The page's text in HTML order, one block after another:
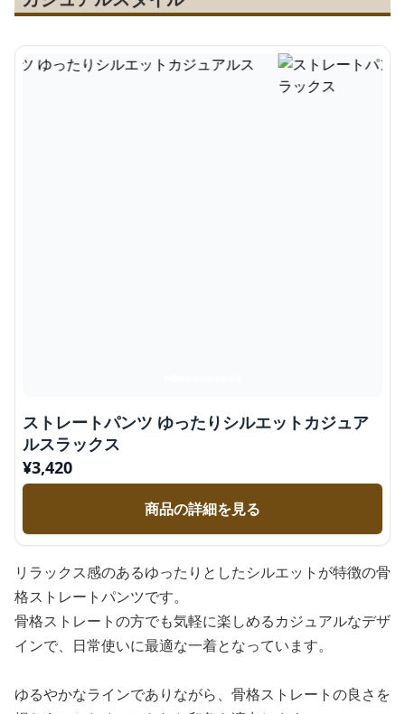
ストレートパンツ ゆったりシルエットカジュア
ルスラックス
¥3,420
商品の詳細を見る
リラックス感のあるゆったりとしたシルエットが特徴の骨
格ストレートパンツです。
骨格ストレートの方でも気軽に楽しめるカジュアルなデザ
インで、日常使いに最適な一着となっています。
ゆるやかなラインでありながら、骨格ストレートの良さを